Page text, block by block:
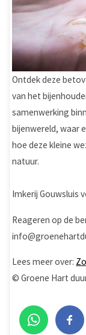
Ontdek deze
van het
samenwerking
bijenwereld, waar
hoe deze kleine
natuur.
Imkerij Gouwsluis
Reageren op de
Lees meer over:
© Groene Hart